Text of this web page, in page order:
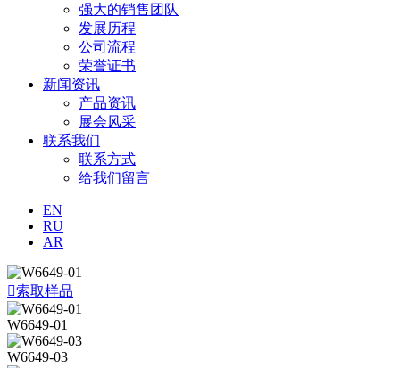
强大的销售团队
发展历程
公司流程
荣誉证书
新闻资讯
产品资讯
展会风采
联系我们
联系方式
给我们留言
EN
RU
AR
索取样品
W6649-01
W6649-03